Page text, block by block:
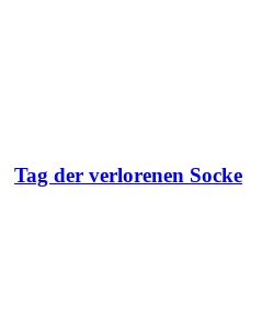
Tag der verlorenen Socke